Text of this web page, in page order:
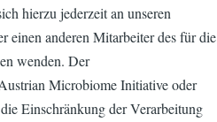
hierzu jederzeit an unseren
einen anderen Mitarbeiter des für die
wenden. Der
Microbiome Initiative oder
Einschränkung der Verarbeitung